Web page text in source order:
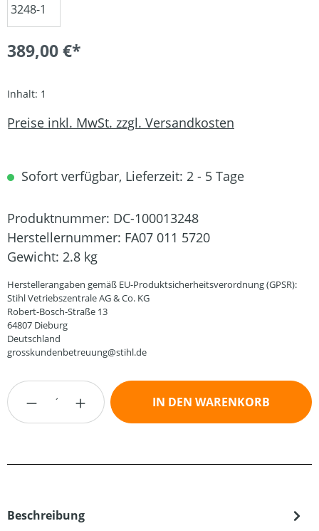
389,00 €*
Inhalt: 1
Preise inkl. MwSt. zzgl. Versandkosten
Sofort verfügbar, Lieferzeit: 2 - 5 Tage
Produktnummer: DC-100013248
Herstellernummer: FA07 011 5720
Gewicht: 2.8 kg
Herstellerangaben gemäß EU-Produktsicherheitsverordnung (GPSR):
Stihl Vetriebszentrale AG & Co. KG
Robert-Bosch-Straße 13
64807 Dieburg
Deutschland
grosskundenbetreuung@stihl.de
Produkt Anzahl: Gib den gewünschten
IN DEN WARENKORB
Beschreibung